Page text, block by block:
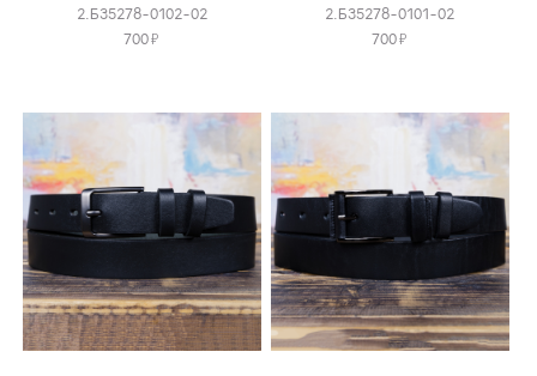
2.Б35278-0102-02
700Я
2.Б35278-0101-02
700Я